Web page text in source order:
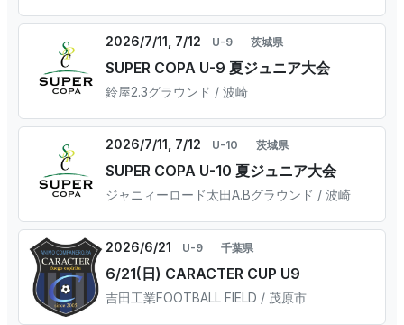
2026/7/11, 7/12 U-9 茨城県
SUPER COPA U-9 夏ジュニア大会
鈴屋2.3グラウンド / 波崎
2026/7/11, 7/12 U-10 茨城県
SUPER COPA U-10 夏ジュニア大会
ジャニィーロード太田A.Bグラウンド / 波崎
2026/6/21 U-9 千葉県
6/21(日) CARACTER CUP U9
吉田工業FOOTBALL FIELD / 茂原市